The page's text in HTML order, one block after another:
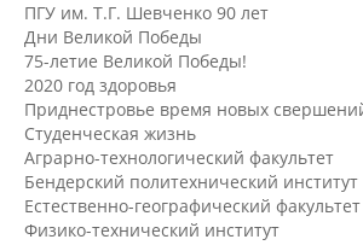
ПГУ им. Т.Г. Шевченко 90 лет
Дни Великой Победы
75-летие Великой Победы!
2020 год здоровья
Приднестровье время новых
Студенческая жизнь
Аграрно-технологический факультет
Бендерский политехнический институт
Естественно-географический факультет
Физико-технический институт